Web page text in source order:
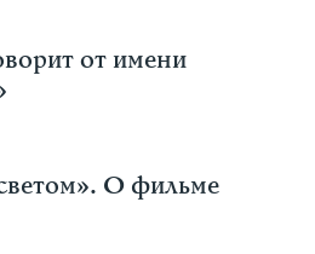
от имени
О фильме